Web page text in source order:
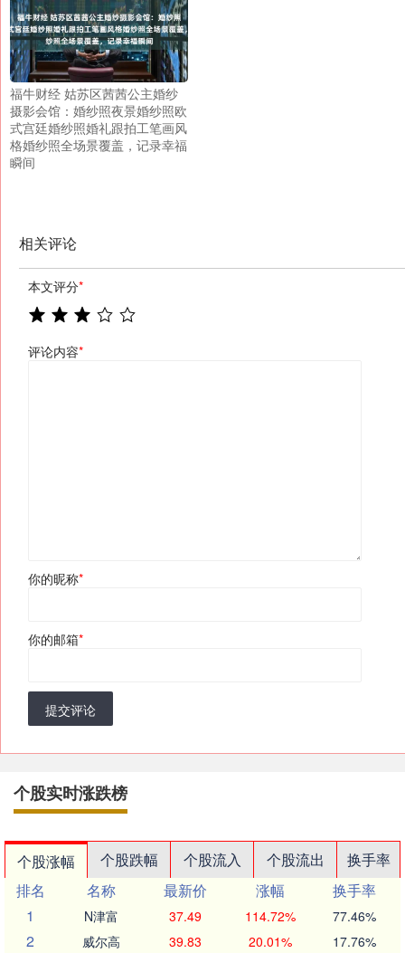
福牛财经 姑苏区茜茜公主婚纱
摄影会馆：婚纱照夜景婚纱照欧
式宫廷婚纱照婚礼跟拍工笔画风
格婚纱照全场景覆盖，记录幸福
瞬间
相关评论
本文评分*
评论内容*
你的昵称*
你的邮箱*
提交评论
个股实时涨跌榜
个股涨幅 个股跌幅 个股流入 个股流出
换手率
排名
名称 最新价 涨幅
换手率
1
N津富 37.49 114.72% 77.46%
2 威尔高 39.83 20.01% 17.76%